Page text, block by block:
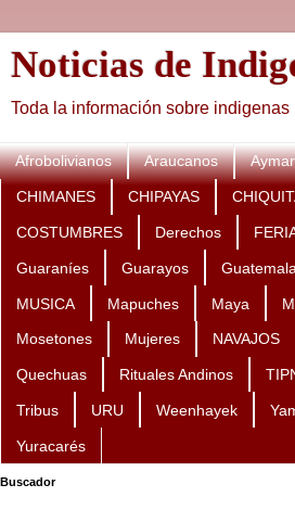
Noticias de
Toda la información sobre indigenas
Afrobolivianos Araucanos
CHIMANES CHIPAYAS
COSTUMBRES Derechos
Guaraníes Guarayos Guatemala
MUSICA Mapuches Maya
Mosetones Mujeres NAVAJOS
Quechuas Rituales Andinos
Tribus URU Weenhayek
Yuracarés
Buscador